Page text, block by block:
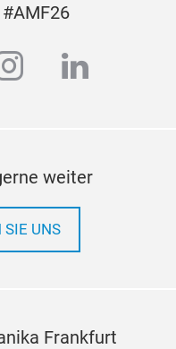
linkedin
weiter
SIE UNS
Frankfurt